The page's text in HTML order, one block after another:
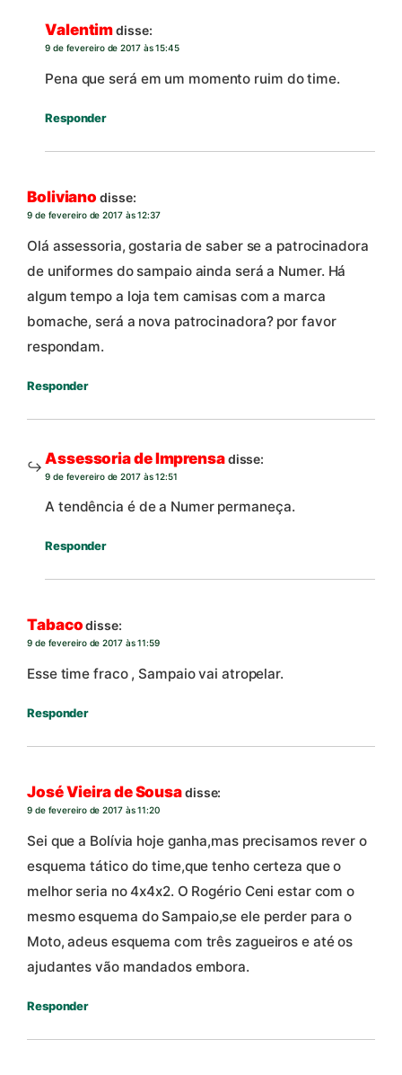
Valentimdisse:
9 de fevereiro de 2017 às 15:45
Pena que será em um momento ruim do time.
Responder
Boliviano disse:
9 de fevereiro de 2017 às 12:37
Olá assessoria, gostaria de saber se a patrocinadora
de uniformes do sampaio ainda será a Numer. Há
algum tempo a loja tem camisas com a marca
bomache, será a nova patrocinadora? por favor
respondam.
Responder
Assessoria de Imprensadisse:
9 de fevereiro de 2017 às 12:51
A tendência é de a Numer permaneça.
Responder
Tabacodisse:
9 de fevereiro de 2017 às 11:59
Esse time fraco , Sampaio vai atropelar.
Responder
José Vieira de Sousadisse:
9 de fevereiro de 2017 às 11:20
Sei que a Bolívia hoje ganha,mas precisamos rever o
esquema tático do time,que tenho certeza que o
melhor seria no 4x4x2. O Rogério Ceni estar com o
mesmo esquema do Sampaio,se ele perder para o
Moto, adeus esquema com três zagueiros e até os
ajudantes vão mandados embora.
Responder